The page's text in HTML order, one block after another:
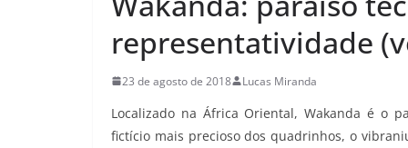
representatividade
23 de agosto de 2018 Lucas Miranda
Localizado na África Oriental, Wakanda é o
fictício mais precioso dos quadrinhos, o